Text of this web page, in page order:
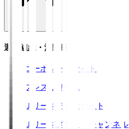
運営組織・活動紹介
コーポレートサイト
プレスリリース
Ｊリーグデータサイト
Ｊリーグメディアチャンネル